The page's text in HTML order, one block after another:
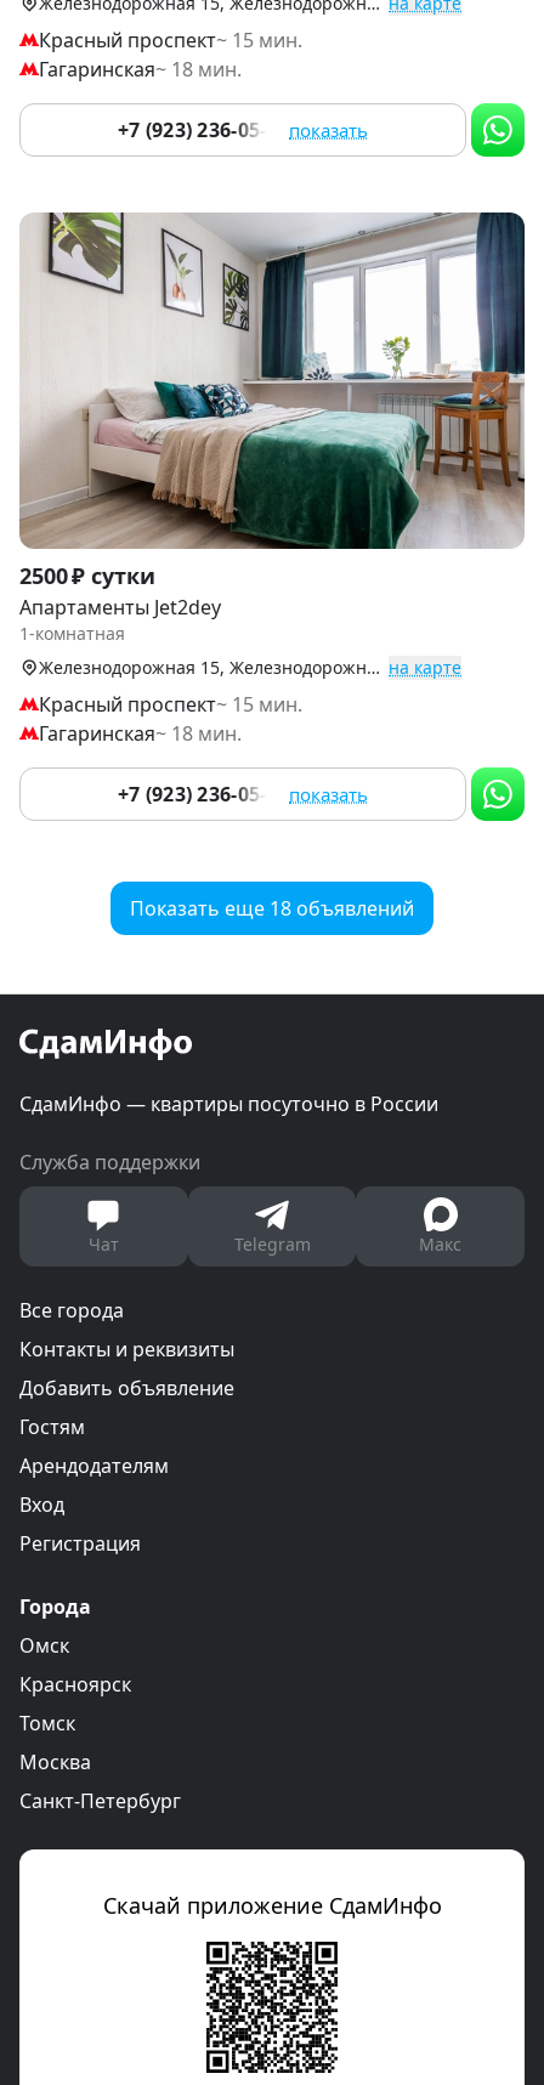
Красный проспект~ 15 мин.
Гагаринская~ 18 мин.
+7 (923) 236-05-84 показать
Item
1
of
2500 ₽ сутки
Апартаменты Jet2dey
1-комнатная
Железнодорожная 15, Железнодорожный р-н на карте
Красный проспект~ 15 мин.
Гагаринская~ 18 мин.
+7 (923) 236-05-84 показать
Показать еще 18 объявлений
СдамИнфо — квартиры посуточно в России
Служба поддержки
Чат Telegram Макс
Все города
Контакты и реквизиты
Добавить объявление
Гостям
Арендодателям
Вход
Регистрация
Города
Омск
Красноярск
Томск
Москва
Санкт-Петербург
Скачай приложение СдамИнфо